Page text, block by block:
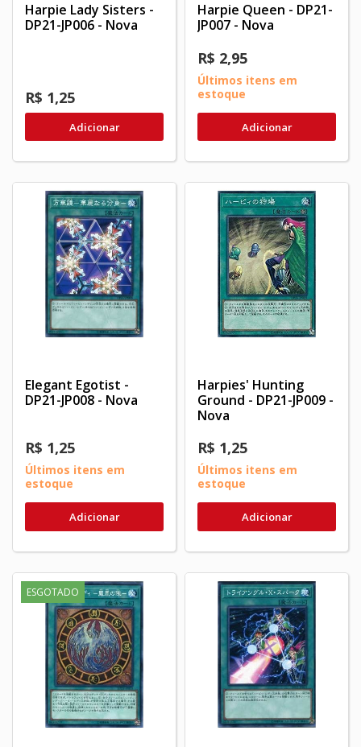
Harpie Lady Sisters -
DP21-JP006 - Nova
R$ 1,25
Adicionar
Harpie Queen - DP21-
JP007 - Nova
R$ 2,95
Últimos itens em
estoque
Adicionar
Elegant Egotist -
DP21-JP008 - Nova
R$ 1,25
Últimos itens em
estoque
Adicionar
Harpies' Hunting
Ground - DP21-JP009 -
Nova
R$ 1,25
Últimos itens em
estoque
Adicionar
ESGOTADO